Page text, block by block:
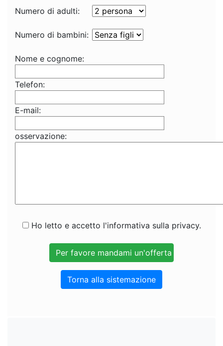
Numero di adulti:
Numero di bambini:
Nome e cognome:
Telefon:
E-mail:
osservazione:
Ho letto e accetto l'informativa sulla privacy.
Torna alla sistemazione